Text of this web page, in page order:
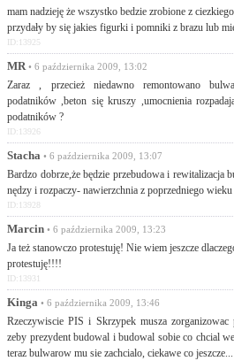
mam nadzieję że wszystko bedzie zrobione z
przydały by się jakies figurki i pomniki z brazu lub
ID:13925
MR • 6 października 2009, 13:02
Zaraz , przecież niedawno remontowano
podatników ,beton się kruszy ,umocnienia
podatników ?
ID:13926
Stacha • 6 października 2009, 13:07
Bardzo dobrze,że będzie przebudowa i rewitalizacja
nędzy i rozpaczy- nawierzchnia z poprzedniego
ID:13928
Marcin • 6 października 2009, 13:23
Ja też stanowczo protestuję! Nie wiem jeszcze
protestuję!!!!
ID:13931
Kinga • 6 października 2009, 13:46
Rzeczywiscie PIS i Skrzypek musza zorganizowac
zeby prezydent budowal i budowal sobie co chcial
teraz bulwarow mu sie zachcialo, ciekawe co jeszcze...